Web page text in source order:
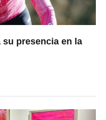
presencia en la